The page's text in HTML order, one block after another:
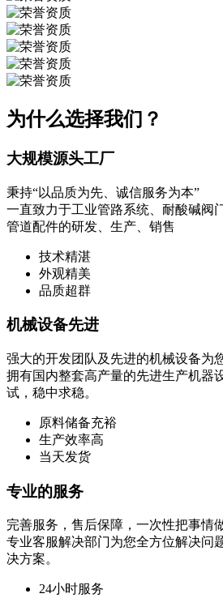
为什么选择我们？
大规模源头工厂
秉持“以品质为先、诚信服务为本”
一直致力于工业管路系统、耐酸碱阀
管道配件的研发、生产、销售
技术精湛
外观精美
品质超群
机械设备先进
强大的开发团队及先进的机械设备为
拥有国内整套高产量的先进生产机器
试，稳中求稳。
原料储备充裕
生产效率高
当天发货
专业的服务
完善服务，售后保障，一次性把事情
专业客服解决部门为您全方位解决问
决方案。
24小时服务